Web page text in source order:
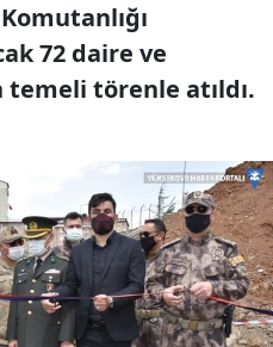
72 daire ve
törenle atıldı.